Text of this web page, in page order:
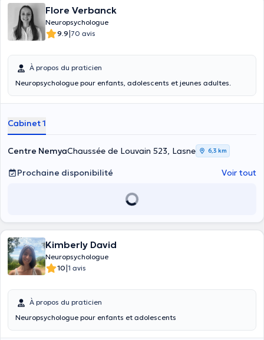
Flore Verbanck
Neuropsychologue
9.9|70 avis
À propos du praticien
Neuropsychologue pour enfants, adolescents et jeunes adultes.
Cabinet 1
Centre NemyaChaussée de Louvain 523, Lasne 6,3 km
Prochaine disponibilité Voir tout
Kimberly David
Neuropsychologue
10|1 avis
À propos du praticien
Neuropsychologue pour enfants et adolescents